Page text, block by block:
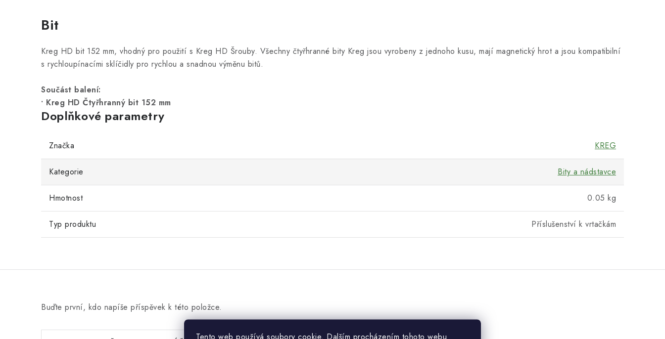
Tento web používá soubory cookie. Dalším procházením tohoto webu
Bit
Kreg HD bit 152 mm, vhodný pro použití s Kreg HD Šrouby. Všechny čtyřhranné bity Kreg jsou vyrobeny z jednoho kusu, mají magnetický hrot a jsou kompatibilní
s rychloupínacími sklíčidly pro rychlou a snadnou výměnu bitů.
Součást balení:
• Kreg HD Čtyřhranný bit 152 mm
Doplňkové parametry
Značka KREG
Kategorie Bity a nádstavce
Hmotnost 0.05 kg
Typ produktu Příslušenství k vrtačkám
Buďte první, kdo napíše příspěvek k této položce.